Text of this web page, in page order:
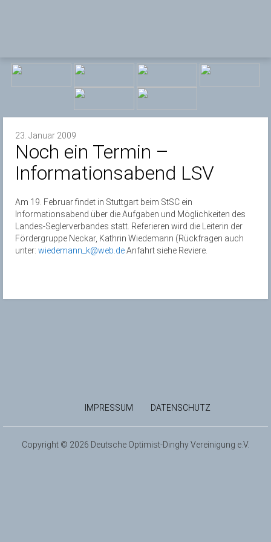
23. Januar 2009
Noch ein Termin –
Informationsabend LSV
Am 19. Februar findet in Stuttgart beim StSC ein
Informationsabend über die Aufgaben und Möglichkeiten des
Landes-Seglerverbandes statt. Referieren wird die Leiterin der
Fördergruppe Neckar, Kathrin Wiedemann (Rückfragen auch
unter: wiedemann_k@web.deAnfahrt siehe Reviere.
IMPRESSUM DATENSCHUTZ
Copyright © 2026 Deutsche Optimist-Dinghy Vereinigung e.V.